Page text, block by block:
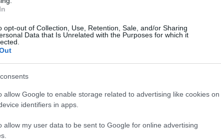
opt-out of Collection, Use, Retention, Sale, and/or Sharing
Data that Is Unrelated with the Purposes for which it
allow Google to enable storage related to advertising like cookies on
identifiers in apps.
allow my user data to be sent to Google for online advertising